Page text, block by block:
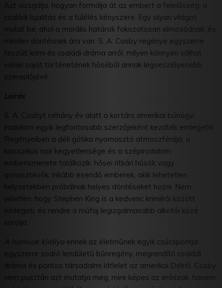
Azt vizsgálja, hogyan formálja át az embert a felelősség, a
családi lojalitás és a túlélés kényszere. Egy olyan világot
mutat be, ahol a morális határok fokozatosan elmosódnak, és
minden döntésnek ára van. S. A. Cosby regénye egyszerre
feszült krimi és családi dráma arról, milyen könnyen válhat
valaki saját történetének hőséből annak legveszélyesebb
szereplőjévé.
Leírás
S. A. Cosbyt néhány év alatt a kortárs amerikai bűnügyi
irodalom egyik legfontosabb szerzőjeként kezdték emlegetni.
Regényeiben a déli gótika nyomasztó atmoszférája, a
klasszikus noir kegyetlensége és a szépirodalom
emberismerete találkozik: hősei ritkán hősök vagy
gonosztevők, inkább esendő emberek, akik lehetetlen
helyzetekben próbálnak helyes döntéseket hozni. Nem
véletlen, hogy Stephen King is a kedvenc krimiírói között
emlegeti, és rendre a műfaj legizgalmasabb alkotói közé
sorolja.
A hamvak királya ennek az életműnek egyik csúcspontja:
egyszerre sodró lendületű bűnregény, megrendítő családi
dráma és pontos társadalmi látlelet az amerikai Délről. Cosby
nem pusztán azt mutatja meg, mire képes az erőszak, hanem